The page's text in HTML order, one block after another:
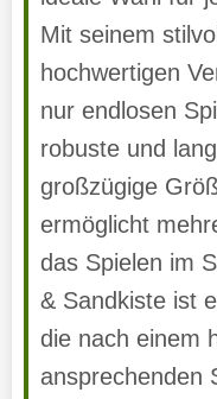
Mit seinem
hochwertigen
nur endlosen
robuste und
großzügige
ermöglicht
das Spielen im
& Sandkiste ist
die nach einem
ansprechenden